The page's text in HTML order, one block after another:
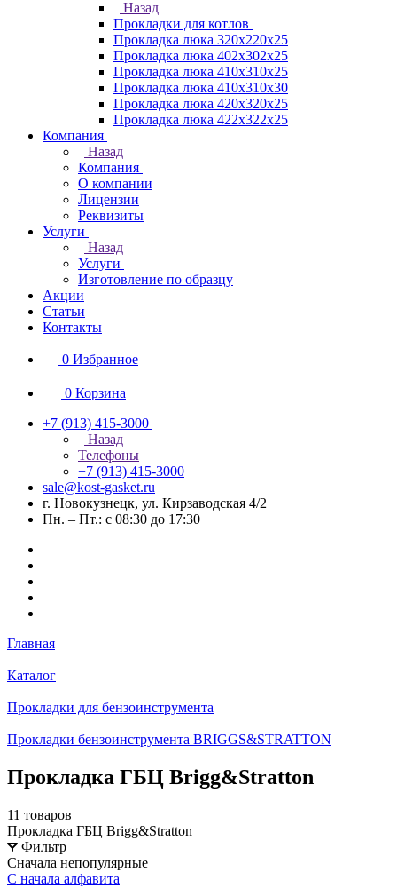
Назад
Прокладки для котлов
Прокладка люка 320x220x25
Прокладка люка 402x302x25
Прокладка люка 410x310x25
Прокладка люка 410х310х30
Прокладка люка 420x320x25
Прокладка люка 422x322x25
Компания
Назад
Компания
О компании
Лицензии
Реквизиты
Услуги
Назад
Услуги
Изготовление по образцу
Акции
Статьи
Контакты
0 Избранное
0 Корзина
+7 (913) 415-3000
Назад
Телефоны
+7 (913) 415-3000
sale@kost-gasket.ru
г. Новокузнецк, ул. Кирзаводская 4/2
Пн. – Пт.: с 08:30 до 17:30
Главная
Каталог
Прокладки для бензоинструмента
Прокладки бензоинструмента BRIGGS&STRATTON
Прокладка ГБЦ Brigg&Stratton
11 товаров
Прокладка ГБЦ Brigg&Stratton
Фильтр
Сначала непопулярные
С начала алфавита